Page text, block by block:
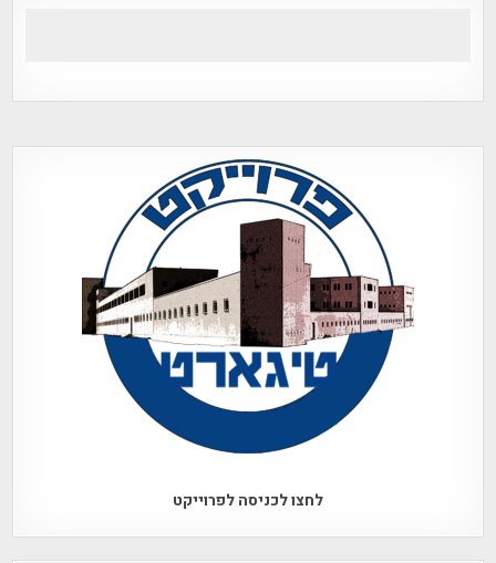
לחצו לכניסה לפרוייקט